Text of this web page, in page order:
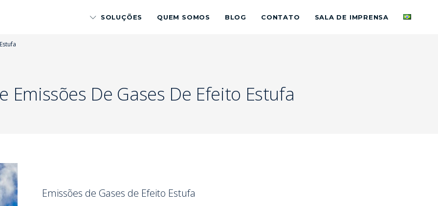
SOLUÇÕES QUEM SOMOS BLOG CONTATO SALA DE IMPRENSA
Emissões De Gases De Efeito Estufa
Emissões de Gases de Efeito Estufa